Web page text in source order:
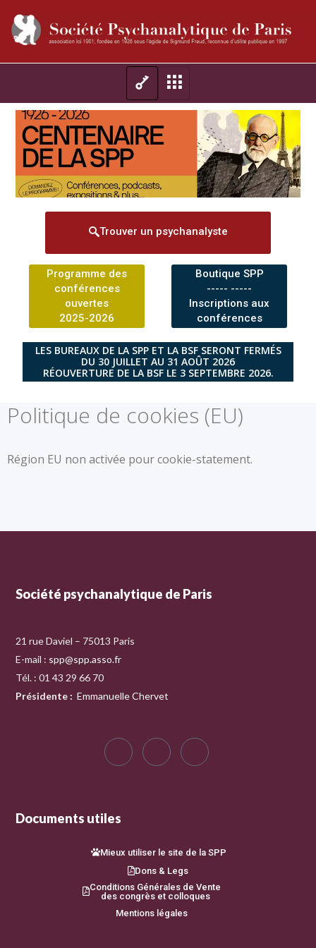
Trouver un psychanalyste
Programme des
conférences
ouvertes
2025-2026
Boutique SPP
----- -----
Inscriptions aux
conférences
LES BUREAUX DE LA SPP ET LA BSF SERONT FERMÉS
DU 30 JUILLET AU 31 AOÛT 2026
RÉOUVERTURE DE LA BSF LE 3 SEPTEMBRE 2026.
Politique de cookies (EU)
Région EU non activée pour cookie-statement.
Société psychanalytique de Paris
21 rue Daviel – 75013 Paris
E-mail : spp@spp.asso.fr
Tél. : 01 43 29 66 70
Présidente : Emmanuelle Chervet
Documents utiles
Mieux utiliser le site de la SPP
Dons & Legs
Conditions Générales de Vente
des congrès et colloques
Mentions légales